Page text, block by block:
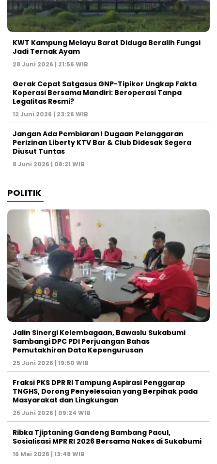
KWT Kampung Melayu Barat Diduga Beralih Fungsi
Jadi Ternak Ayam
28 Juni 2026 | 21:56 WIB
Gerak Cepat Satgasus GNP-Tipikor Ungkap Fakta
Koperasi Bersama Mandiri: Beroperasi Tanpa
Legalitas Resmi?
12 Juni 2026 | 23:26 WIB
Jangan Ada Pembiaran! Dugaan Pelanggaran
Perizinan Liberty KTV Bar & Club Didesak Segera
Diusut Tuntas
8 Juni 2026 | 08:21 WIB
POLITIK
Jalin Sinergi Kelembagaan, Bawaslu Sukabumi
Sambangi DPC PDI Perjuangan Bahas
Pemutakhiran Data Kepengurusan
25 Juni 2026 | 19:50 WIB
‎Fraksi PKS DPR RI Tampung Aspirasi Penggarap
TNGHS, Dorong Penyelesaian yang Berpihak pada
Masyarakat dan Lingkungan‎
25 Juni 2026 | 09:24 WIB
Ribka Tjiptaning Gandeng Bambang Pacul,
Sosialisasi MPR RI 2026 Bersama Nakes di Sukabumi
16 Mei 2026 | 13:48 WIB